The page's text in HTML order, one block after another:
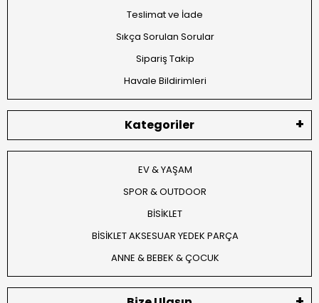
Teslimat ve İade
Sıkça Sorulan Sorular
Sipariş Takip
Havale Bildirimleri
Kategoriler
EV & YAŞAM
SPOR & OUTDOOR
BİSİKLET
BİSİKLET AKSESUAR YEDEK PARÇA
ANNE & BEBEK & ÇOCUK